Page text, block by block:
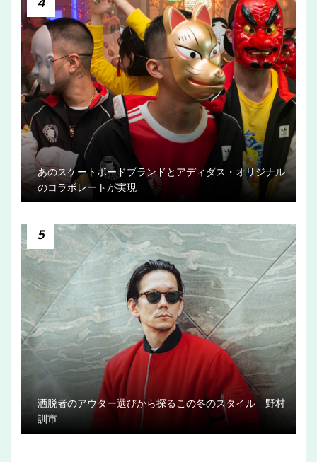
4
あのスケートボードブランドとアディダス・オリジナル
のコラボレートが実現
5
洒脱者のアウター選びから探るこの冬のスタイル 野村
訓市